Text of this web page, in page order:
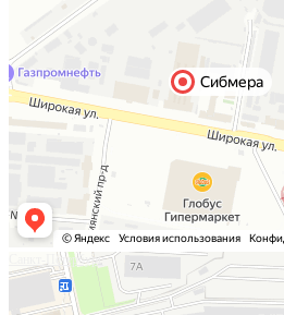
Санкт-Петербург